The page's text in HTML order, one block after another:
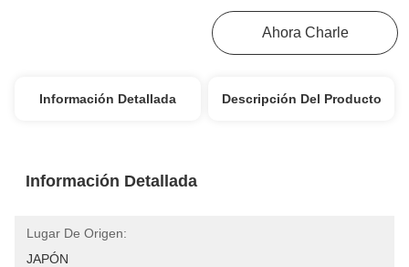
Ahora Charle
Información Detallada Descripción Del Producto
Información Detallada
Lugar De Origen:
JAPÓN